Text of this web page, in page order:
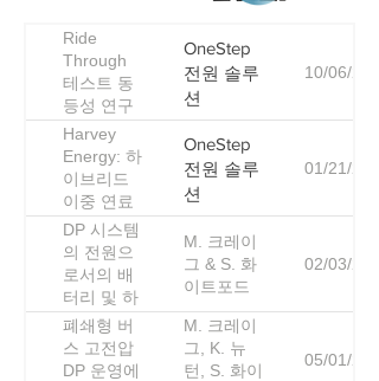
Ride
Through
테스트 동
등성 연구
OneStep
전원 솔루
션
10/06/2022
Harvey
Energy: 하
이브리드
이중 연료
선박의 안
전 보장
OneStep
전원 솔루
션
01/21/2021
DP 시스템
의 전원으
로서의 배
터리 및 하
이브리드
기술.
M. 크레이
그 & S. 화
이트포드
02/03/2020
폐쇄형 버
스 고전압
DP 운영에
M. 크레이
그, K. 뉴
턴, S. 화이
05/01/2018